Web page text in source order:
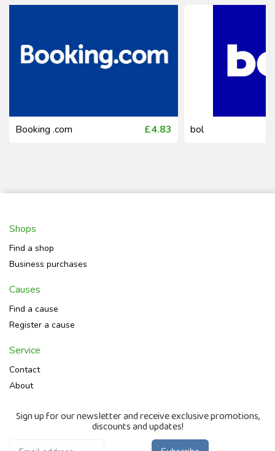
Booking .com £4.83 bol
Shops
Find a shop
Business purchases
Causes
Find a cause
Register a cause
Service
Contact
About
Sign up for our newsletter and receive exclusive promotions,
discounts and updates!